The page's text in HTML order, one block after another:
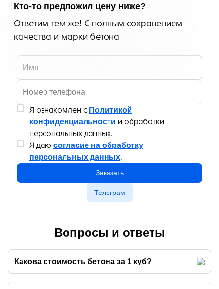
Кто-то предложил цену ниже?
Ответим тем же! С полным сохранением
качества и марки бетона
Я ознакомлен с Политикой
конфиденциальности и обработки
персональных данных.
Я даю согласие на обработку
персональных данных.
Телеграм
Заказать
Вопросы и ответы
Какова стоимость бетона за 1 куб?